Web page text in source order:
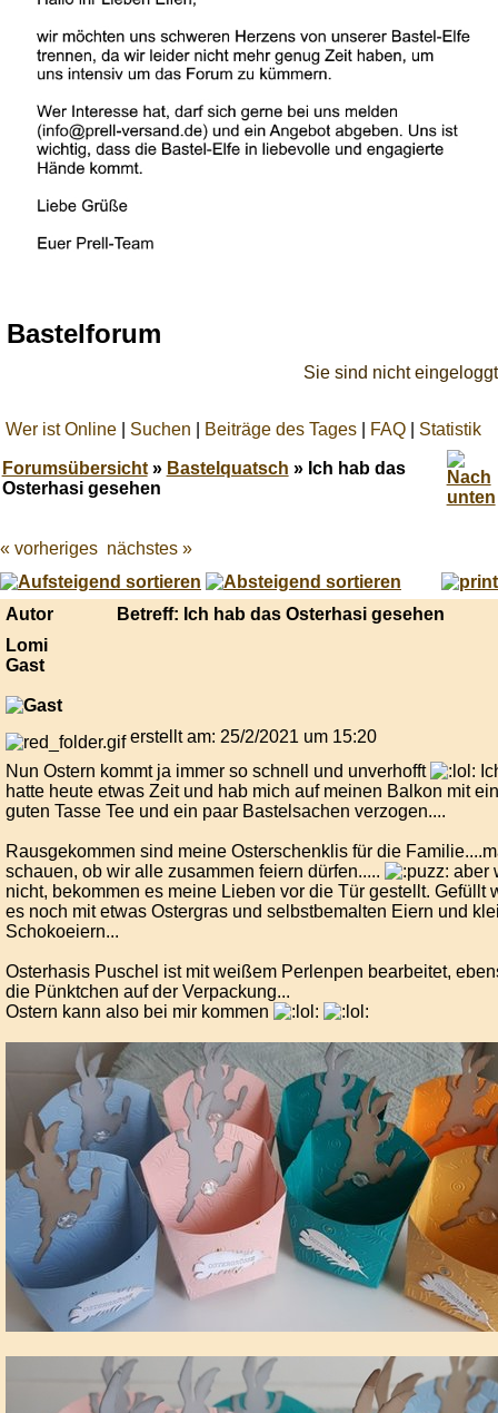
Bastelforum
Sie sind nicht eingeloggt
Wer ist Online Suchen Beiträge des Tages FAQ Statistik
Forumsübersicht» Bastelquatsch » Ich hab das
Osterhasi gesehen
Best
online
live
casino
« vorheriges nächstes »
Autor
Betreff: Ich hab das Osterhasi gesehen
Lomi
Gast
erstellt am: 25/2/2021 um 15:20
Nun Ostern kommt ja immer so schnell und unverhofft
hatte heute etwas Zeit und hab mich auf meinen Balkon mit
guten Tasse Tee und ein paar Bastelsachen verzogen....
Rausgekommen sind meine Osterschenklis für die
schauen, ob wir alle zusammen feiern dürfen.....
aber
nicht, bekommen es meine Lieben vor die Tür gestellt. Gefüllt
es noch mit etwas Ostergras und selbstbemalten Eiern und
Schokoeiern...
Osterhasis Puschel ist mit weißem Perlenpen bearbeitet,
die Pünktchen auf der Verpackung...
Ostern kann also bei mir kommen